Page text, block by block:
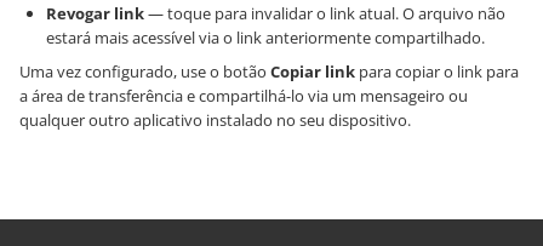
Revogar link— toque para invalidar o link atual. O arquivo não
estará mais acessível via o link anteriormente compartilhado.
Uma vez configurado, use o botão Copiar link para copiar o link para
a área de transferência e compartilhá-lo via um mensageiro ou
qualquer outro aplicativo instalado no seu dispositivo.